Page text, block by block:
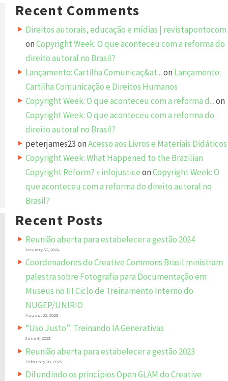
Recent Comments
Direitos autorais, educação e mídias | revistapontocom
onCopyright Week: O que aconteceu com a reforma do
direito autoral no Brasil?
Lançamento: Cartilha Comunicaç&at...on Lançamento:
Cartilha Comunicação e Direitos Humanos
Copyright Week: O que aconteceu com a reforma d...on
Copyright Week: O que aconteceu com a reforma do
direito autoral no Brasil?
peterjames23onAcesso aos Livros e Materiais Didáticos
Copyright Week: What Happened to the Brazilian
Copyright Reform? » infojusticeonCopyright Week: O
que aconteceu com a reforma do direito autoral no
Brasil?
Recent Posts
Reunião aberta para estabelecer a gestão 2024
January 30, 2024
Coordenadores do Creative Commons Brasil ministram
palestra sobre Fotografia para Documentação em
Museus no III Ciclo de Treinamento Interno do
NUGEP/UNIRIO
August 22, 2023
“Uso Justo”: Treinando IA Generativas
June 6, 2023
Reunião aberta para estabelecer a gestão 2023
February 20, 2023
Difundindo os princípios Open GLAM do Creative